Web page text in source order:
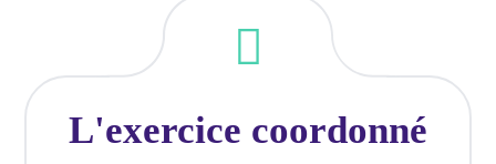
L'exercice coordonné